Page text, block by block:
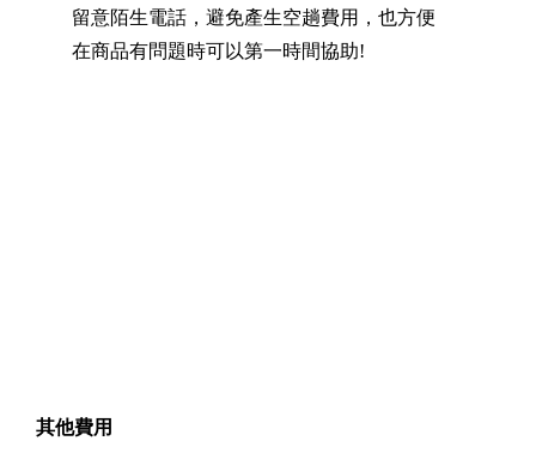
留意陌生電話，避免產生空趟費用，也方便
在商品有問題時可以第一時間協助!
其他費用